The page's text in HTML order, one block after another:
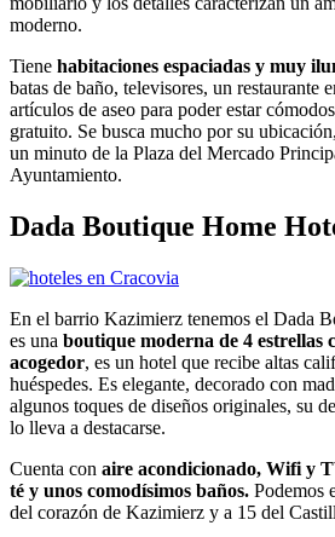
moderno.
Tiene habitaciones espaciadas y muy
batas de baño, televisores, un restaurante
artículos de aseo para poder estar
gratuito. Se busca mucho por su
un minuto de la Plaza del Mercado
Ayuntamiento.
Dada Boutique Home
En el barrio Kazimierz tenemos el Dada
es una boutique moderna de 4 estrellas
acogedor, es un hotel que recibe altas
huéspedes. Es elegante, decorado con
algunos toques de diseños originales, su
lo lleva a destacarse.
Cuenta con aire acondicionado, Wifi y
té y unos comodísimos baños. Podemos
del corazón de Kazimierz y a 15 del